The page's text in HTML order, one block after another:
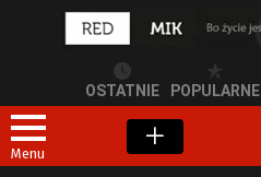
OSTATNIE POPULARNE
Menu